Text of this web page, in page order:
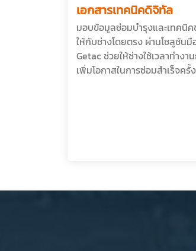
เอกสารเทคนิคดิจิทัล
มอบข้อมูลซ่อมบำรุงและเทคนิ
ให้กับช่างโดยตรง ผ่านโซลูชัน
Getac ช่วยให้ช่างใช้เวลาทำงา
เพิ่มโอกาสในการซ่อมสำเร็จครั้